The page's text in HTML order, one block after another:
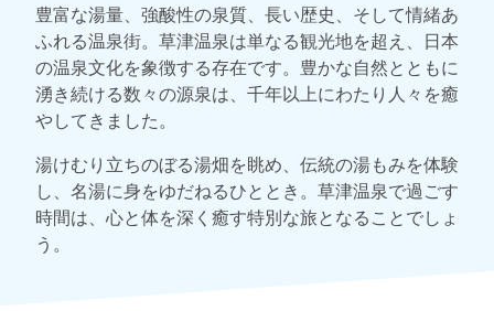
豊富な湯量、強酸性の泉質、長い歴史、そして情緒あ
ふれる温泉街。草津温泉は単なる観光地を超え、日本
の温泉文化を象徴する存在です。豊かな自然とともに
湧き続ける数々の源泉は、千年以上にわたり人々を癒
やしてきました。
湯けむり立ちのぼる湯畑を眺め、伝統の湯もみを体験
し、名湯に身をゆだねるひととき。草津温泉で過ごす
時間は、心と体を深く癒す特別な旅となることでしょ
う。